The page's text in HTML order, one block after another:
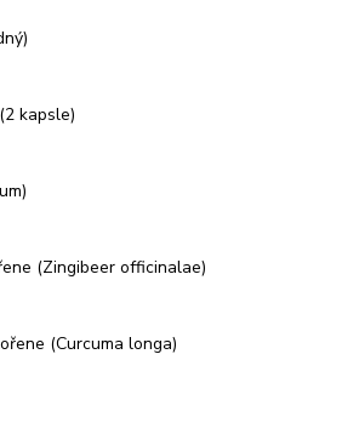
kapsle)
(Zingibeer officinalae)
(Curcuma longa)